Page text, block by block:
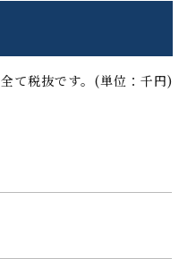
て税抜です。(単位：千円)